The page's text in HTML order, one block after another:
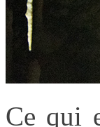
Ce qui